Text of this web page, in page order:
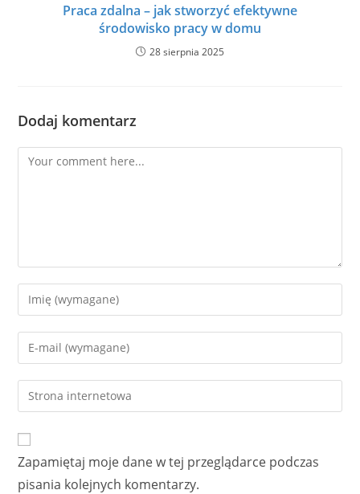
Praca zdalna – jak stworzyć efektywne
środowisko pracy w domu
28 sierpnia 2025
Dodaj komentarz
Comment
Enter
your
name
comment
Enter
your
email
address
comment
Enter
your
website
URL
(optional)
Zapamiętaj moje dane w tej przeglądarce podczas
pisania kolejnych komentarzy.